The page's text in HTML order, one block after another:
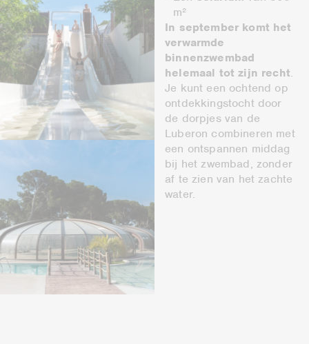
m²
In september komt het
verwarmde
binnenzwembad
helemaal tot zijn recht.
Je kunt een ochtend op
ontdekkingstocht door
de dorpjes van de
Luberon combineren met
een ontspannen middag
bij het zwembad, zonder
af te zien van het zachte
water.